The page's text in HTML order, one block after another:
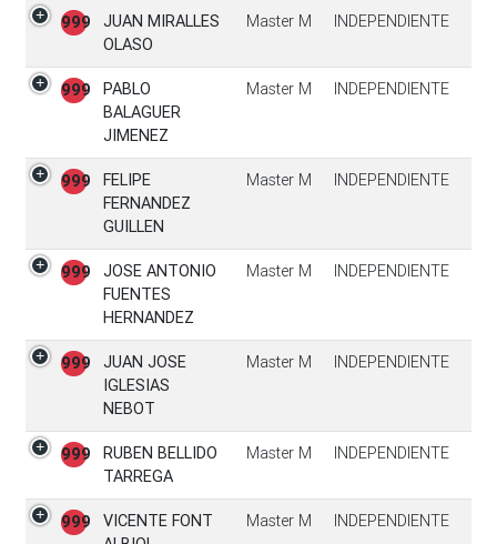
999
JUAN MIRALLES
OLASO
Master M INDEPENDIENTE
999
PABLO
BALAGUER
JIMENEZ
Master M INDEPENDIENTE
999
FELIPE
FERNANDEZ
GUILLEN
Master M INDEPENDIENTE
999
JOSE ANTONIO
FUENTES
HERNANDEZ
Master M INDEPENDIENTE
999
JUAN JOSE
IGLESIAS
NEBOT
Master M INDEPENDIENTE
999
RUBEN BELLIDO
TARREGA
Master M INDEPENDIENTE
999
VICENTE FONT
Master M INDEPENDIENTE